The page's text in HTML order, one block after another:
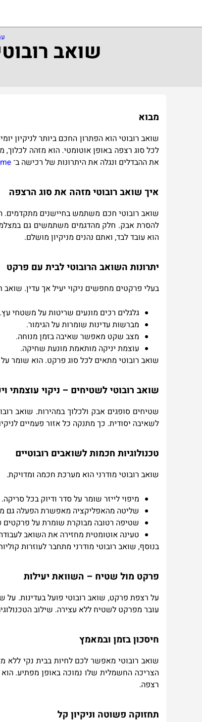
שואב
מבוא
שואב רובוטי הוא הפתרון החכם ביותר
לכל סוג רצפה באופן אוטומטי. הוא מזהה
את ההבדלים ונגלה את היתרונות של רכישה ב־
איך שואב רובוטי מזהה את סוג הרצפה
שואב רובוטי חכם משתמש בחיישנים מתקדמים.
להסרת אבק. חלק מהדגמים משתמשים גם
הוא עובד לבד, ואתם נהנים מניקיון מושלם.
יתרונות השואב הרובוטי לבית עם פרקט
בעלי פרקטים מחפשים ניקוי יעיל אך עדין. שואב
גלגלים רכים מונעים שריטות על משטחי עץ.
מברשות עדינות שומרות על הגימור.
מצב שקט מאפשר שאיבה בזמן מנוחה.
עוצמת יניקה מותאמת מונעת שחיקה.
שואב רובוטי מתאים לכל סוג פרקט. הוא שומר
שואב רובוטי לשטיחים – ניקוי עוצמתי
שטיחים סופגים אבק ולכלוך במהירות. שואב
לשאיבה יסודית. כך מתנקה כל אזור פעמיים
טכנולוגיות חכמות לשואבים רובוטיים
שואב רובוטי מודרני הוא מערכת חכמה ומדויקת.
מיפוי לייזר שומר על סדר ודיוק בכל סריקה.
שליטה מהאפליקציה מאפשרת הפעלה גם
שטיפה רטובה מבוקרת שומרת על פרקטים
טעינה אוטומטית מחזירה את השואב
בנוסף, שואב רובוטי מודרני מתחבר לעוזרות
פרקט מול שטיח – השוואת יעילות
על רצפת פרקט, שואב רובוטי פועל בעדינות. על
עובר מפרקט לשטיח ללא עצירה. שילוב
חיסכון בזמן ובמאמץ
שואב רובוטי מאפשר לכם לחיות בבית נקי ללא
הצריכה החשמלית שלו נמוכה באופן מפתיע.
רצפה.
תחזוקה פשוטה וניקיון קל